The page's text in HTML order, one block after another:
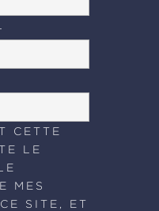
CETTE
LE
MES
SITE, ET